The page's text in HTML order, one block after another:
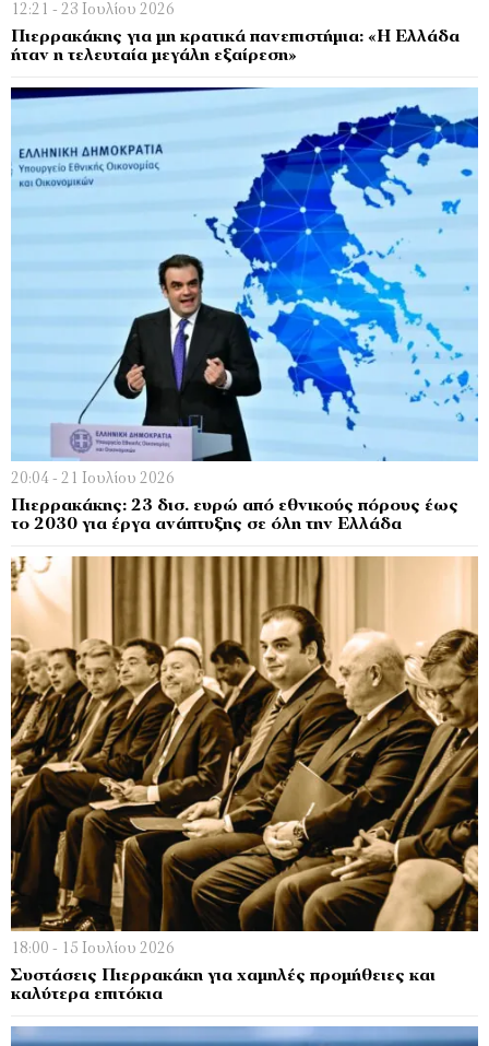
12:21 - 23 Ιουλίου 2026
Πιερρακάκης για μη κρατικά πανεπιστήμια: «Η Ελλάδα
ήταν η τελευταία μεγάλη εξαίρεση»
20:04 - 21 Ιουλίου 2026
Πιερρακάκης: 23 δισ. ευρώ από εθνικούς πόρους έως
το 2030 για έργα ανάπτυξης σε όλη την Ελλάδα
18:00 - 15 Ιουλίου 2026
Συστάσεις Πιερρακάκη για χαμηλές προμήθειες και
καλύτερα επιτόκια